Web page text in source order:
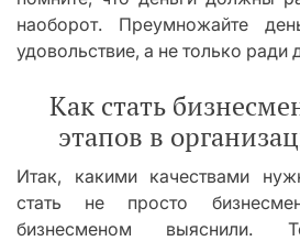
наоборот. Преумножайте
удовольствие, а не только ради
Как стать
этапов в
Итак, какими качествами
стать не просто
бизнесменом выяснили.